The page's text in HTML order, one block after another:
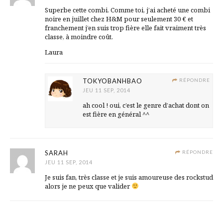
Superbe cette combi. Comme toi, j’ai acheté une combi
noire en juillet chez H&M pour seulement 30 € et
franchement j’en suis trop fière elle fait vraiment très
classe, à moindre coût.
Laura
RÉPONDRE
TOKYOBANHBAO
JEU 11 SEP, 2014
ah cool ! oui, c’est le genre d’achat dont on
est fière en général ^^
RÉPONDRE
SARAH
JEU 11 SEP, 2014
Je suis fan, très classe et je suis amoureuse des rockstud
alors je ne peux que valider